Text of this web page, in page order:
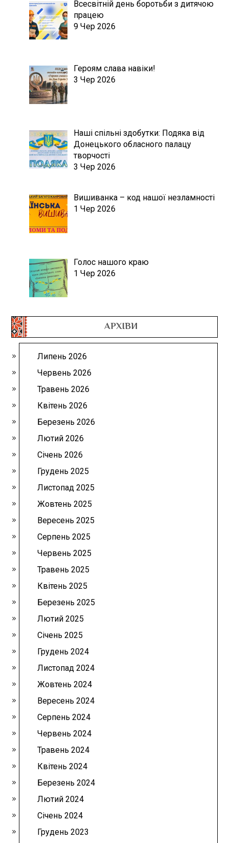
Всесвітній день боротьби з дитячою
працею
9 Чер 2026
Героям слава навіки!
3 Чер 2026
Наші спільні здобутки: Подяка від
Донецького обласного палацу
творчості
3 Чер 2026
Вишиванка – код нашої незламності
1 Чер 2026
Голос нашого краю
1 Чер 2026
АРХІВИ
Липень 2026
Червень 2026
Травень 2026
Квітень 2026
Березень 2026
Лютий 2026
Січень 2026
Грудень 2025
Листопад 2025
Жовтень 2025
Вересень 2025
Серпень 2025
Червень 2025
Травень 2025
Квітень 2025
Березень 2025
Лютий 2025
Січень 2025
Грудень 2024
Листопад 2024
Жовтень 2024
Вересень 2024
Серпень 2024
Червень 2024
Травень 2024
Квітень 2024
Березень 2024
Лютий 2024
Січень 2024
Грудень 2023